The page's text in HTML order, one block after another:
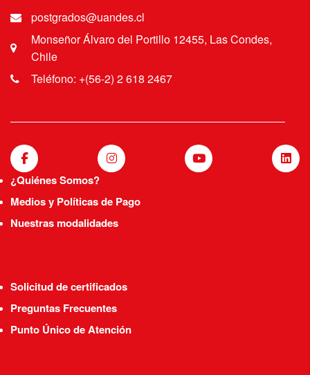
postgrados@uandes.cl
Monseñor Álvaro del Portillo 12455, Las Condes,
Chile
Teléfono: +(56-2) 2 618 2467
¿Quiénes Somos?
Medios y Políticas de Pago
Nuestras modalidades
Solicitud de certificados
Preguntas Frecuentes
Punto Único de Atención